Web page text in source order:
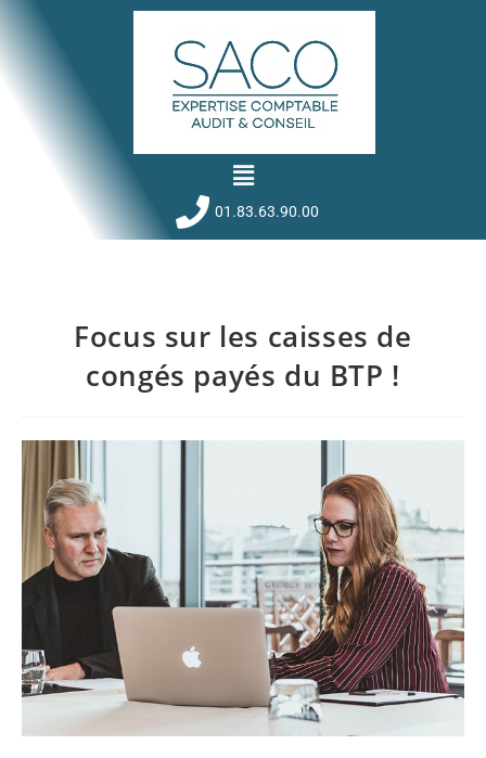
01.83.63.90.00
Focus sur les caisses de
congés payés du BTP !